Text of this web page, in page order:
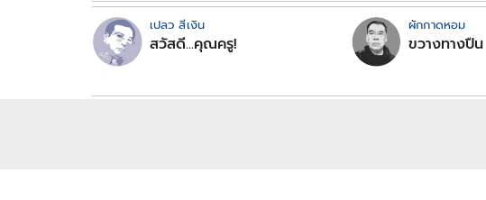
เปลว สีเงิน
สวัสดี...คุณครู!
ผักกาดหอม
ขวางทางปืน